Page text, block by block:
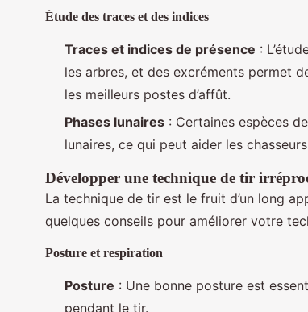
Étude des traces et des indices
Traces et indices de présence :
les arbres, et des excréments permet
les meilleurs postes d’affût.
Phases lunaires : Certaines espèces
lunaires, ce qui peut aider les
Développer une technique de tir
La technique de tir est le fruit d’un long
quelques conseils pour améliorer votre
Posture et respiration
Posture : Une bonne posture est
pendant le tir.